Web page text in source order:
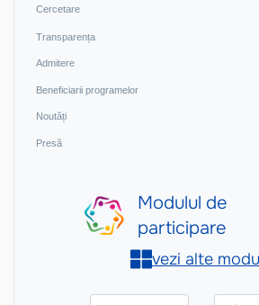
Cercetare
Transparența
Admitere
Beneficiarii programelor
Noutăți
Presă